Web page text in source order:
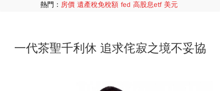
熱門： 房價 遺產稅免稅額 fed 高股息etf 美元
一代茶聖千利休 追求侘寂之境不妥協